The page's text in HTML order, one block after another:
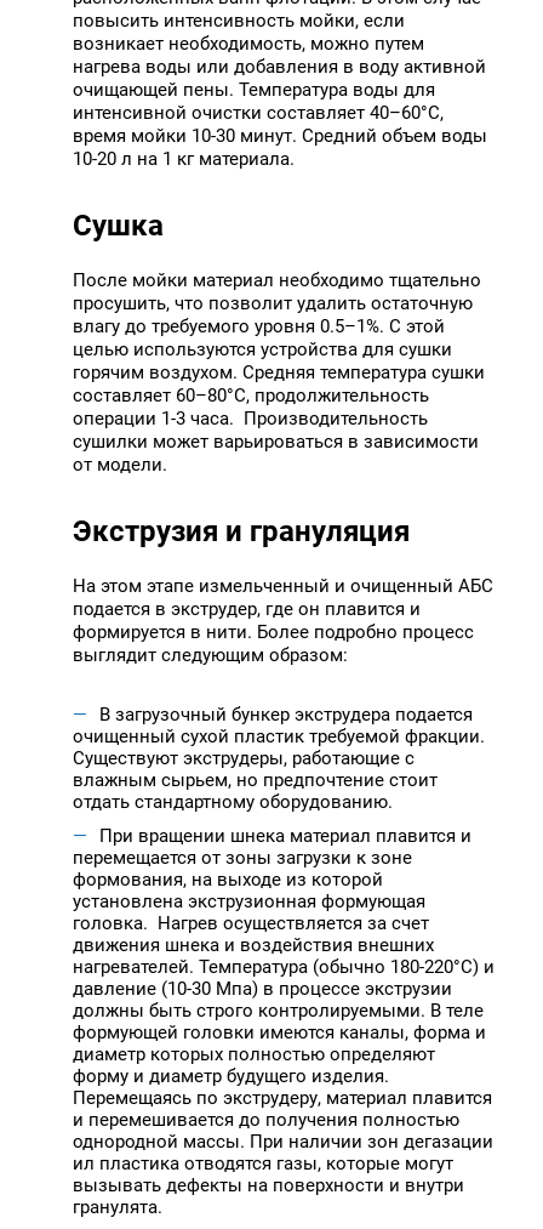
повысить интенсивность мойки, если
возникает необходимость, можно путем
нагрева воды или добавления в воду активной
очищающей пены. Температура воды для
интенсивной очистки составляет 40–60°C,
время мойки 10-30 минут. Средний объем воды
10-20 л на 1 кг материала.
Сушка
После мойки материал необходимо тщательно
просушить, что позволит удалить остаточную
влагу до требуемого уровня 0.5–1%. С этой
целью используются устройства для сушки
горячим воздухом. Средняя температура сушки
составляет 60–80°C, продолжительность
операции 1-3 часа. Производительность
сушилки может варьироваться в зависимости
от модели.
Экструзия и грануляция
На этом этапе измельченный и очищенный АБС
подается в экструдер, где он плавится и
формируется в нити. Более подробно процесс
выглядит следующим образом:
В загрузочный бункер экструдера подается
очищенный сухой пластик требуемой фракции.
Существуют экструдеры, работающие с
влажным сырьем, но предпочтение стоит
отдать стандартному оборудованию.
При вращении шнека материал плавится и
перемещается от зоны загрузки к зоне
формования, на выходе из которой
установлена экструзионная формующая
головка. Нагрев осуществляется за счет
движения шнека и воздействия внешних
нагревателей. Температура (обычно 180-220°C) и
давление (10-30 Мпа) в процессе экструзии
должны быть строго контролируемыми. В теле
формующей головки имеются каналы, форма и
диаметр которых полностью определяют
форму и диаметр будущего изделия.
Перемещаясь по экструдеру, материал плавится
и перемешивается до получения полностью
однородной массы. При наличии зон дегазации
ил пластика отводятся газы, которые могут
вызывать дефекты на поверхности и внутри
гранулята.